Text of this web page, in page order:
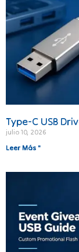
Type-C USB
julio 10, 2026
Leer Más "